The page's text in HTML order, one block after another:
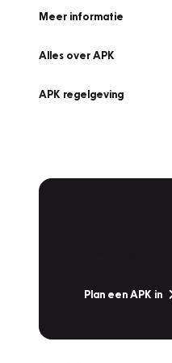
Meer informatie
Alles over APK
APK regelgeving
Plan een APK in